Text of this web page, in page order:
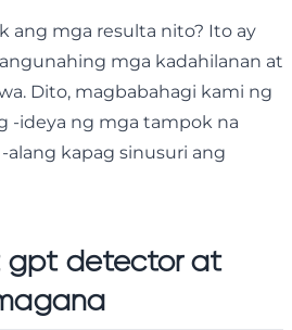
ang mga resulta nito? Ito ay
mga kadahilanan at
Dito, magbabahagi kami ng
-ideya ng mga tampok na
kapag sinusuri ang
gpt detector at